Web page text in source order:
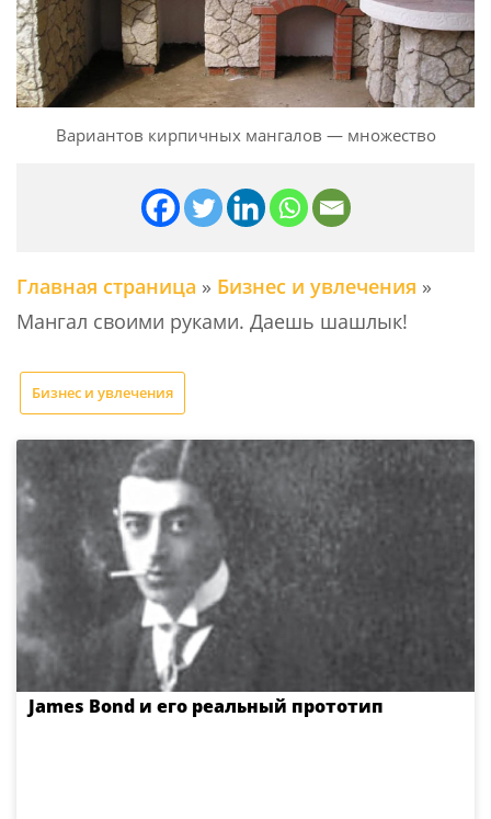
Вариантов кирпичных мангалов — множество
Главная страница » Бизнес и увлечения »
Мангал своими руками. Даешь шашлык!
Бизнес и увлечения
James Bond и его реальный прототип